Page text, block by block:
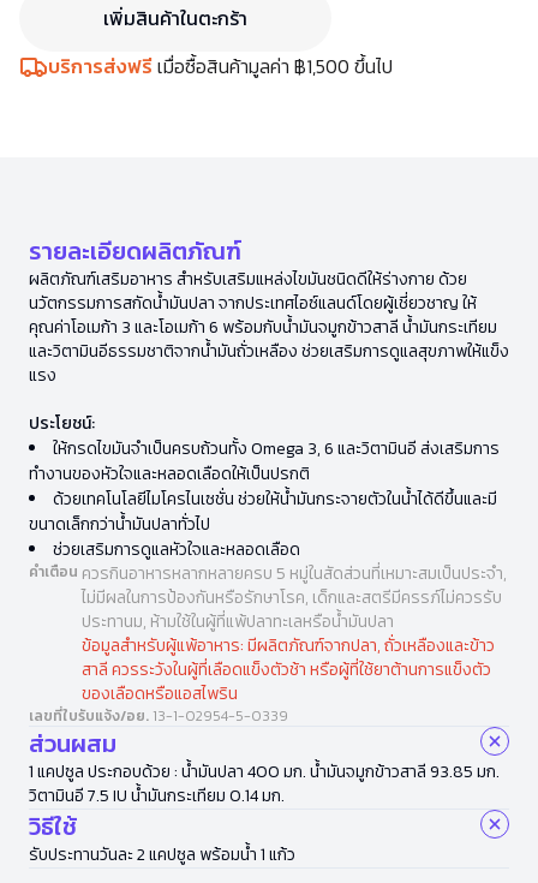
เพิ่มสินค้าในตะกร้า
บริการส่งฟรีเมื่อซื้อสินค้ามูลค่า ฿1,500 ขึ้นไป
รายละเอียดผลิตภัณฑ์
ผลิตภัณฑ์เสริมอาหาร สำหรับเสริมแหล่งไขมันชนิดดีให้ร่างกาย ด้วย
นวัตกรรมการสกัดน้ำมันปลา จากประเทศไอซ์แลนด์โดยผู้เชี่ยวชาญ ให้
คุณค่าโอเมก้า 3 และโอเมก้า 6 พร้อมกับน้ำมันจมูกข้าวสาลี น้ำมันกระเทียม
และวิตามินอีธรรมชาติจากน้ำมันถั่วเหลือง ช่วยเสริมการดูแลสุขภาพให้แข็ง
แรง
ประโยชน์:
ให้กรดไขมันจำเป็นครบถ้วนทั้ง Omega 3, 6 และวิตามินอี ส่งเสริมการ
ทำงานของหัวใจและหลอดเลือดให้เป็นปรกติ
ด้วยเทคโนโลยีไมโครไนเซชั่น ช่วยให้น้ำมันกระจายตัวในน้ำได้ดีขึ้นและมี
ขนาดเล็กกว่าน้ำมันปลาทั่วไป
ช่วยเสริมการดูแลหัวใจและหลอดเลือด
คำเตือน ควรกินอาหารหลากหลายครบ 5 หมู่ในสัดส่วนที่เหมาะสมเป็นประจำ,
ไม่มีผลในการป้องกันหรือรักษาโรค, เด็กและสตรีมีครรภ์ไม่ควรรับ
ประทานม, ห้ามใช้ในผู้ที่แพ้ปลาทะเลหรือน้ำมันปลา
ข้อมูลสำหรับผู้แพ้อาหาร: มีผลิตภัณฑ์จากปลา, ถั่วเหลืองและข้าว
สาลี ควรระวังในผู้ที่เลือดแข็งตัวช้า หรือผู้ที่ใช้ยาต้านการแข็งตัว
ของเลือดหรือแอสไพริน
เลขที่ใบรับแจ้ง/อย. 13-1-02954-5-0339
ส่วนผสม
1 แคปซูล ประกอบด้วย : น้ำมันปลา 400 มก. น้ำมันจมูกข้าวสาลี 93.85 มก.
วิตามินอี 7.5 IU น้ำมันกระเทียม 0.14 มก.
วิธีใช้
รับประทานวันละ 2 แคปซูล พร้อมน้ำ 1 แก้ว